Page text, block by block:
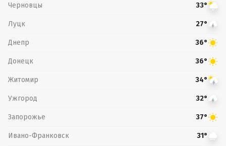
Черновцы 33°
Луцк 27°
Днепр 36°
Донецк 36°
Житомир 34°
Ужгород 32°
Запорожье 37°
Ивано-Франковск 31°